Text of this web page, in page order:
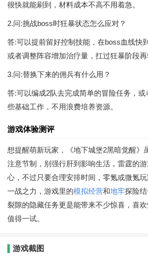
很快就能刷到，材料成本不高不用着急。
2.问:挑战boss时狂暴状态怎么应对？
答:可以提前留好控制技能，在boss血线快
或者调整阵容增加治疗量，扛过狂暴阶段再
3.问:替换下来的佣兵有什么用？
答:可以编成2队去完成简单的冒险任务，
些基础工作，不用浪费培养资源。
游戏体验测评
想提醒萌新玩家，《地下城堡2黑暗觉醒》
注意节制，别强行肝到影响生活，雷霆的
心，不过只要合理安排时间，零氪或微氪
一战之力，游戏里的模拟经营和地牢探险
裂隙的隐藏任务更是能带来不少惊喜，喜
值得一试。
游戏截图